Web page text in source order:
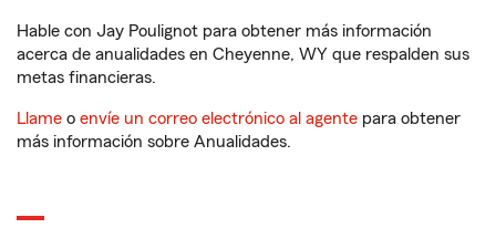
Hable con Jay Poulignot para obtener más información
acerca de anualidades en Cheyenne, WY que respalden sus
metas financieras.
Llame o envíe un correo electrónico al agente para obtener
más información sobre Anualidades.